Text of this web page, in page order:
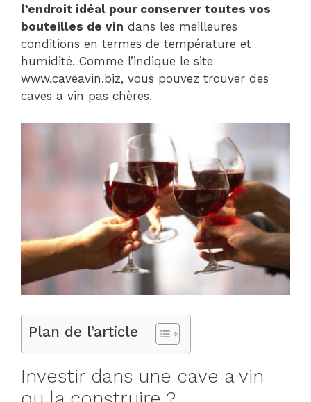
l’endroit idéal pour conserver toutes vos
bouteilles de vin dans les meilleures
conditions en termes de température et
humidité. Comme l’indique le site
www.caveavin.biz, vous pouvez trouver des
caves a vin pas chères.
Plan de l’article
Investir dans une cave a vin